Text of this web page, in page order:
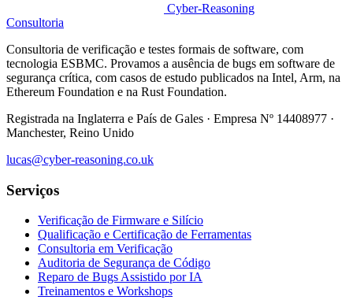
Cyber-Reasoning
Consultoria
Consultoria de verificação e testes formais de software, com
tecnologia ESBMC. Provamos a ausência de bugs em software de
segurança crítica, com casos de estudo publicados na Intel, Arm, na
Ethereum Foundation e na Rust Foundation.
Registrada na Inglaterra e País de Gales · Empresa Nº 14408977 ·
Manchester, Reino Unido
lucas@cyber-reasoning.co.uk
Serviços
Verificação de Firmware e Silício
Qualificação e Certificação de Ferramentas
Consultoria em Verificação
Auditoria de Segurança de Código
Reparo de Bugs Assistido por IA
Treinamentos e Workshops